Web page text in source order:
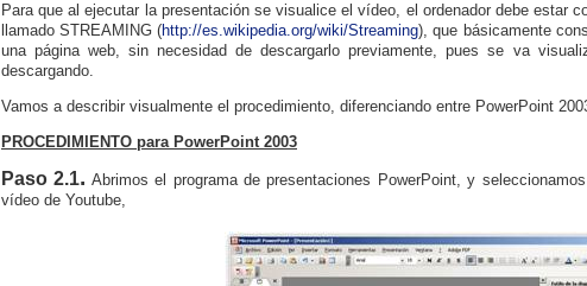
Para que al ejecutar la presentación se visualice el vídeo, el ordenador debe estar
llamado STREAMING (http://es.wikipedia.org/wiki/Streaming), que básicamente
una página web, sin necesidad de descargarlo previamente, pues se va
descargando.
Vamos a describir visualmente el procedimiento, diferenciando entre PowerPoint
PROCEDIMIENTO para PowerPoint 2003
Paso 2.1. Abrimos el programa de presentaciones PowerPoint, y
vídeo de Youtube,